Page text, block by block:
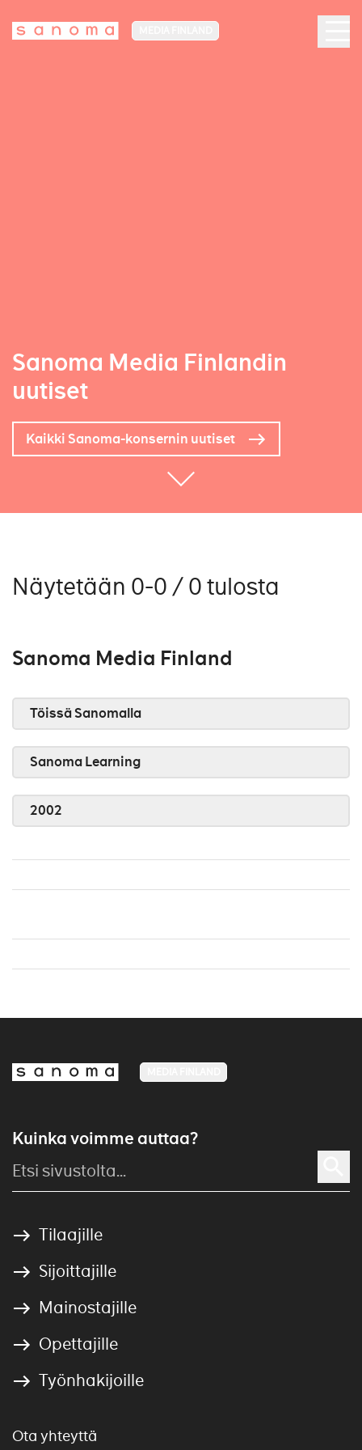
Sanoma Media Finlandin
uutiset
Kaikki Sanoma-konsernin uutiset
Näytetään 0-0 / 0 tulosta
Sanoma Media Finland
Töissä Sanomalla
Sanoma Learning
2002
Kuinka voimme auttaa?
Tilaajille
Sijoittajille
Mainostajille
Opettajille
Työnhakijoille
Ota yhteyttä